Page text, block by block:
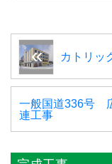
カトリッ
一般国道336号
連工事